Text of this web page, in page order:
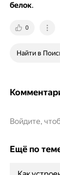
белок.
0
Найти в
Войдите,
Ещё по